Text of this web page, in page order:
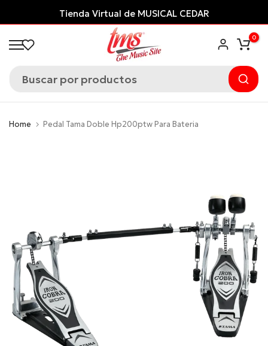
al
contenido
Tienda Virtual de MUSICAL CEDAR
0
Home Pedal Tama Doble Hp200ptw Para Bateria